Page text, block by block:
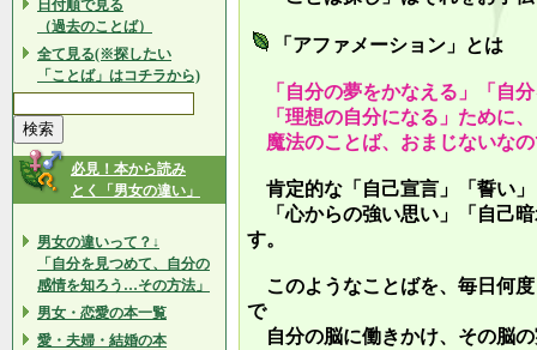
日付順で見る
（過去のことば）
全て見る(※探したい
「ことば」はコチラから)
必見！本から読み
とく「男女の違い」
男女の違いって？↓
「自分を見つめて、自分の
感情を知ろう…その方法」
男女・恋愛の本一覧
愛・夫婦・結婚の本
「アファメーション」とは
「自分の夢をかなえる」「自
「理想の自分になる」ために
魔法のことば、おまじないな
肯定的な「自己宣言」「誓い
「心からの強い思い」「自己
す。
このようなことばを、毎日何
で
自分の脳に働きかけ、その脳